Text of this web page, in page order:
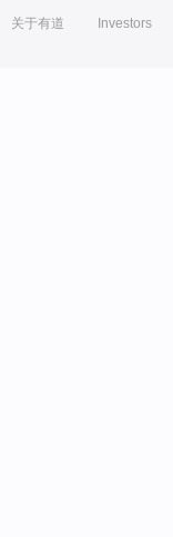
关于有道 Investors